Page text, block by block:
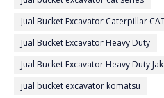
Jual Bucket Excavator Caterpillar
Jual Bucket Excavator Heavy Duty
Jual Bucket Excavator Heavy Duty
jual bucket excavator komatsu